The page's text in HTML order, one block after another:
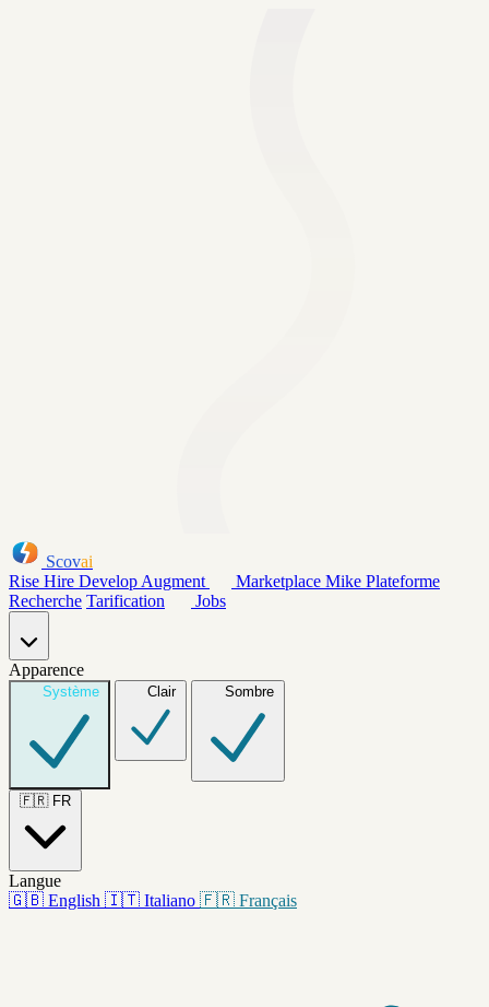
Scovai
Rise Hire Develop Augment Marketplace Mike Plateforme
Recherche Tarification Jobs
Apparence
Système Clair Sombre
🇫🇷 FR
Langue
🇬🇧 English 🇮🇹 Italiano 🇫🇷 Français